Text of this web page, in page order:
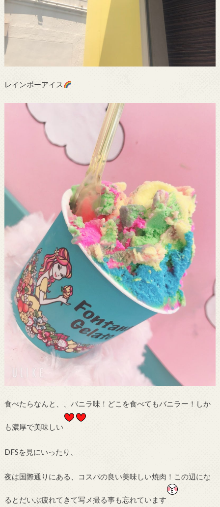
レインボーアイス
食べたらなんと、、バニラ味！どこを食べてもバニラー！しか
も濃厚で美味しい
DFSを見にいったり、
夜は国際通りにある、コスパの良い美味しい焼肉！この辺にな
るとだいぶ疲れてきて写メ撮る事も忘れています